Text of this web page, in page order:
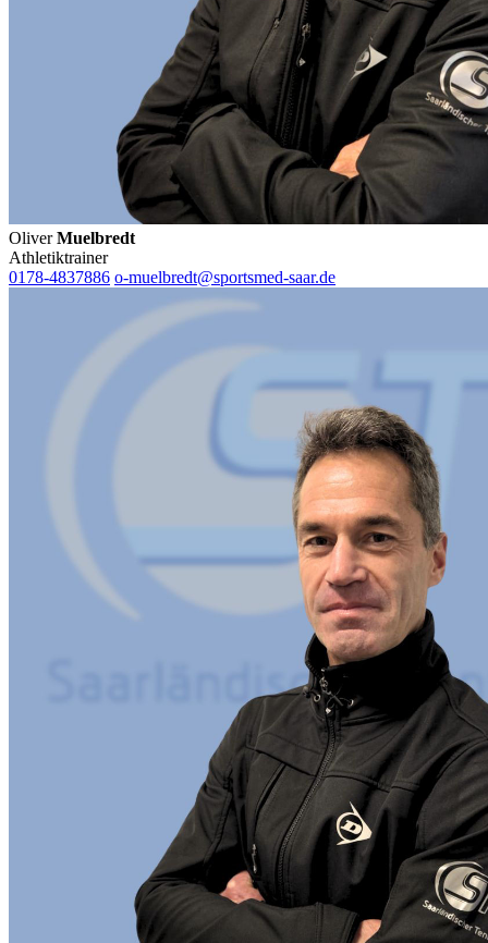
OliverMuelbredt
Athletiktrainer
0178-4837886 o-muelbredt@sportsmed-saar.de